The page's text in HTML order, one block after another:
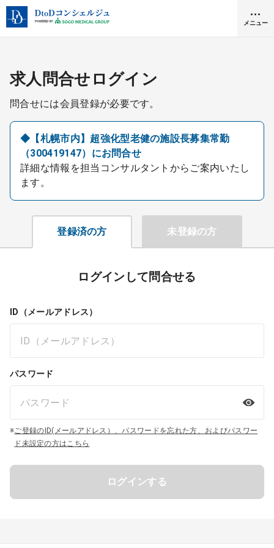
メニュー
クリニック開業
DtoDとは
お問合せ
医院の譲渡・売却をお考えの方
採用をお考えの医療機関の方
求人問合せログイン
問合せには会員登録が必要です。
◆【札幌市内】超強化型老健の施設長募集常勤
（300419147）にお問合せ
詳細な情報を担当コンサルタントからご案内いたし
ます。
登録済の方 未登録の方
ログインして問合せる
ID（メールアドレス）
パスワード
※ご登録のID(メールアドレス）、パスワードを忘れた方、およびパスワー
ド未設定の方はこちら
ログインする